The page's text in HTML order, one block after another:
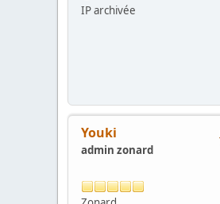
IP archivée
Youki
admin zonard